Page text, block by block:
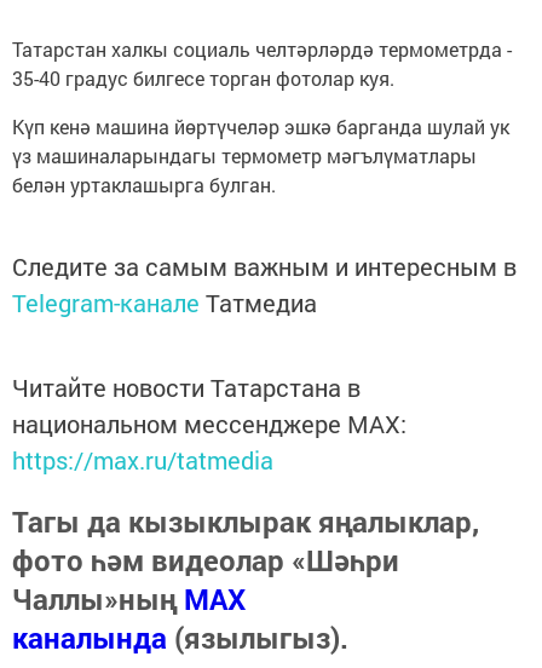
Татарстан халкы социаль челтәрләрдә термометрда -
35-40 градус билгесе торган фотолар куя.
Күп кенә машина йөртүчеләр эшкә барганда шулай ук
үз машиналарындагы термометр мәгълүматлары
белән уртаклашырга булган.
Следите за самым важным и интересным в
Telegram-канале Татмедиа
Читайте новости Татарстана в
национальном мессенджере MАХ:
https://max.ru/tatmedia
Тагы да кызыклырак яңалыклар,
фото һәм видеолар «Шәһри
Чаллы»ныңMAX
каналында (язылыгыз).